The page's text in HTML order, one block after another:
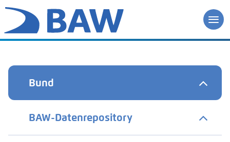
Bund
BAW-Datenrepository